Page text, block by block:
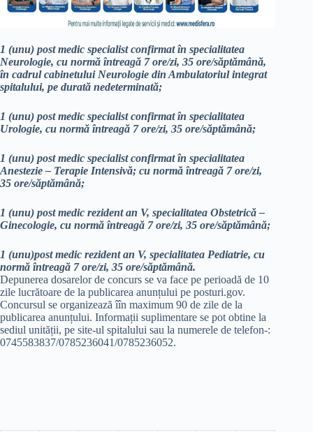
1 (unu) post medic specialist confirmat în specialitatea
Neurologie, cu normă întreagă 7 ore/zi, 35 ore/săptămână,
în cadrul cabinetului Neurologie din Ambulatoriul integrat
spitalului, pe durată nedeterminată;
1 (unu) post medic specialist confirmat în specialitatea
Urologie, cu normă întreagă 7 ore/zi, 35 ore/săptămână;
1 (unu) post medic specialist confirmat în specialitatea
Anestezie – Terapie Intensivă; cu normă întreagă 7 ore/zi,
35 ore/săptămână;
1 (unu) post medic rezident an V, specialitatea Obstetrică –
Ginecologie, cu normă întreagă 7 ore/zi, 35 ore/săptămână;
1 (unu)post medic rezident an V, specialitatea Pediatrie, cu
normă întreagă 7 ore/zi, 35 ore/săptămână.
Depunerea dosarelor de concurs se va face pe perioadă de 10
zile lucrătoare de la publicarea anunțului pe posturi.gov.
Concursul se organizează îîn maximum 90 de zile de la
publicarea anunțului. Informații suplimentare se pot obtine la
sediul unității, pe site-ul spitalului sau la numerele de telefon-:
0745583837/0785236041/0785236052.